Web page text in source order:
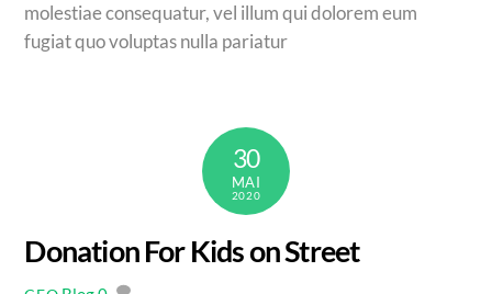
molestiae consequatur, vel illum qui dolorem eum
fugiat quo voluptas nulla pariatur
30
MAI
2020
Donation For Kids on Street